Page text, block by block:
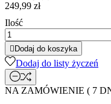
249,99 zł
Ilość
 Dodaj do koszyka
Dodaj do listy życzeń
NA ZAMÓWIENIE ( 7